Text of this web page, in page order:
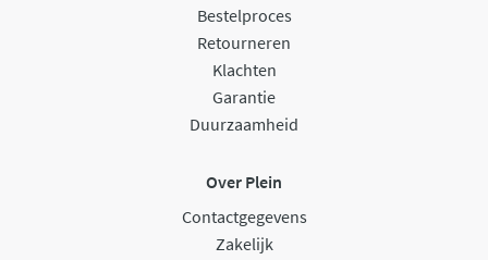
Bestelproces
Retourneren
Klachten
Garantie
Duurzaamheid
Over Plein
Contactgegevens
Zakelijk